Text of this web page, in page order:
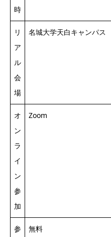
時
リ
ア
ル
会
場
名城大学天白キャンパ
オ
ン
ラ
イ
ン
参
加
Zoom
参
無料